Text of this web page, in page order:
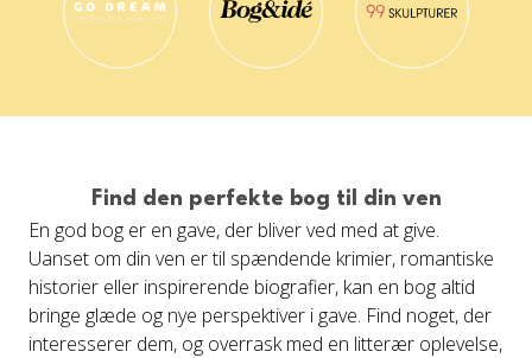
Find den perfekte bog til din ven
En god bog er en gave, der bliver ved med at give.
Uanset om din ven er til spændende krimier, romantiske
historier eller inspirerende biografier, kan en bog altid
bringe glæde og nye perspektiver i gave. Find noget, der
interesserer dem, og overrask med en litterær oplevelse,